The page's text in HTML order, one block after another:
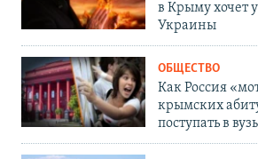
в Крыму хочет
Украины
ОБЩЕСТВО
Как Россия
крымских
поступать в